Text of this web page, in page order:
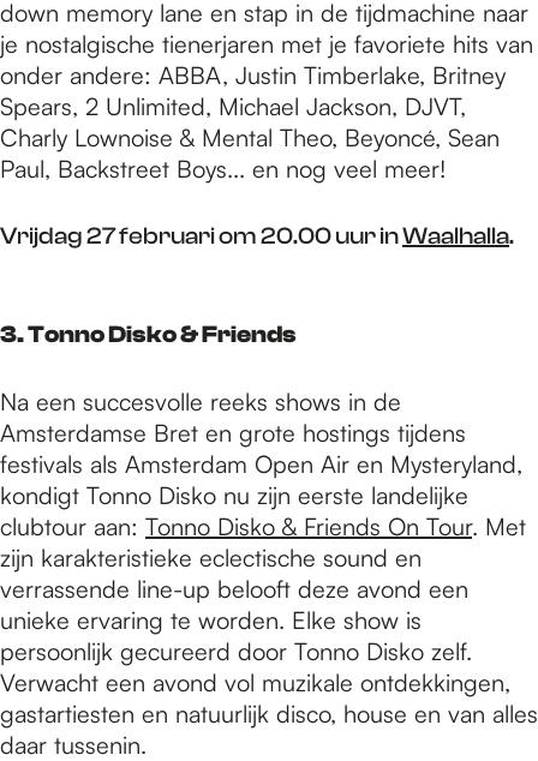
down memory lane en stap in de tijdmachine naar
je nostalgische tienerjaren met je favoriete hits van
onder andere: ABBA, Justin Timberlake, Britney
Spears, 2 Unlimited, Michael Jackson, DJVT,
Charly Lownoise & Mental Theo, Beyoncé, Sean
Paul, Backstreet Boys... en nog veel meer!
Vrijdag 27 februari om 20.00 uur inWaalhalla.
3. Tonno Disko & Friends
Na een succesvolle reeks shows in de
Amsterdamse Bret en grote hostings tijdens
festivals als Amsterdam Open Air en Mysteryland,
kondigt Tonno Disko nu zijn eerste landelijke
clubtour aan: Tonno Disko & Friends On Tour. Met
zijn karakteristieke eclectische sound en
verrassende line-up belooft deze avond een
unieke ervaring te worden. Elke show is
persoonlijk gecureerd door Tonno Disko zelf.
Verwacht een avond vol muzikale ontdekkingen,
gastartiesten en natuurlijk disco, house en van alles
daar tussenin.